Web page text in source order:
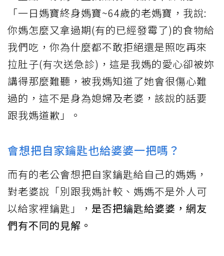
「一日媽寶終身媽寶~64歲的老媽寶，我說:
你媽怎麼又拿過期(有的已經發霉了)的食物給
我們吃，你為什麼都不敢拒絕還是照吃再來
拉肚子(有次送急診)，這是我媽的愛心卻被妳
講得那麼難聽，被我媽知道了她會很傷心難
過的，這不是身為媳婦及老婆，該說的話要
跟我媽道歉」。
會想把自家鑰匙也給婆婆一把嗎？
而有的老公會想把自家鑰匙給自己的媽媽，
對老婆說「別跟我媽計較、媽媽不是外人可
以給家裡鑰匙」， 是否把鑰匙給婆婆，網友
們有不同的見解。